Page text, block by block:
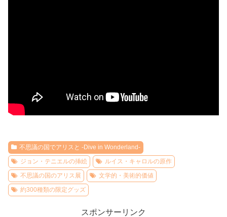
不思議の国でアリスと -Dive in Wonderland-
ジョン・テニエルの挿絵
ルイス・キャロルの原作
不思議の国のアリス展
文学的・美術的価値
約300種類の限定グッズ
スポンサーリンク